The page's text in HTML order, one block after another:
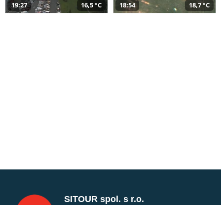
19:27 16,5 °C 18:54 18,7 °C
SITOUR spol. s r.o.